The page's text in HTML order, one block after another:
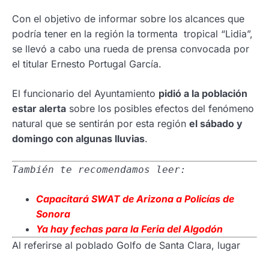
Con el objetivo de informar sobre los alcances que
podría tener en la región la tormenta tropical “Lidia”,
se llevó a cabo una rueda de prensa convocada por
el titular Ernesto Portugal García.
El funcionario del Ayuntamiento pidió a la población
estar alerta sobre los posibles efectos del fenómeno
natural que se sentirán por esta región el sábado y
domingo con algunas lluvias.
También te recomendamos leer:
Capacitará SWAT de Arizona a Policías de
Sonora
Ya hay fechas para la Feria del Algodón
Al referirse al poblado Golfo de Santa Clara, lugar